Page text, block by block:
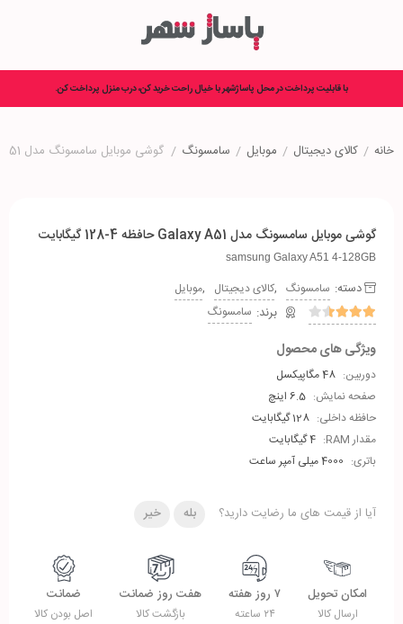
با قابلیت پرداخت در محل پاساژشهر با خیال راحت خرید کن، درب منزل پرداخت کن.
خانه / کالای دیجیتال / موبایل / سامسونگ / گوشی موبایل سامسونگ مدل Galaxy A51 حافظه 4-128 گیگابایت
گوشی موبایل سامسونگ مدل Galaxy A51 حافظه 4-128 گیگابایت
samsung Galaxy A51 4-128GB
دسته: سامسونگ ,کالای دیجیتال ,موبایل
سامسونگ
ویژگی های محصول
دوربین:
صفحه نمایش:
حافظه داخلی:
مقدار RAM:
باتری:
آیا از قیمت های ما رضایت دارید؟ بله خیر
امکان تحویل
ارسال کالا
۷ روز هفته
۲۴ ساعته
هفت روز ضمانت
بازگشت کالا
ضمانت
اصل بودن کالا